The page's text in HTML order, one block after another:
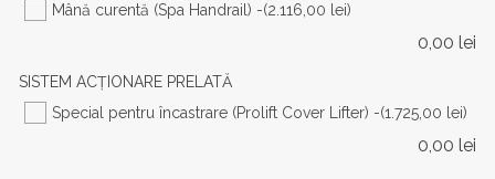
Mână curentă (Spa Handrail) -(2.116,00 lei)
0,00 lei
SISTEM ACȚIONARE PRELATĂ
Special pentru încastrare (Prolift Cover Lifter) -(1.725,00 lei)
0,00 lei